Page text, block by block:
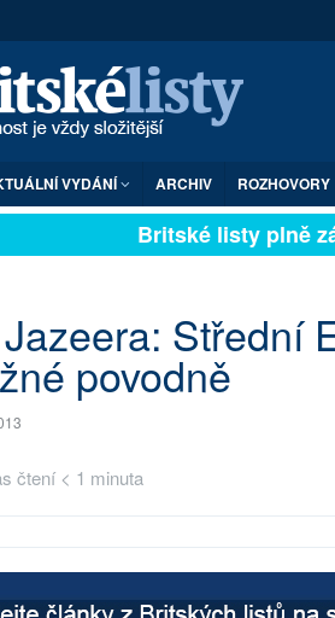
VYDÁNÍ ARCHIV ROZHOVORY
Britské listy plně
Střední
povodně
čtení < 1 minuta